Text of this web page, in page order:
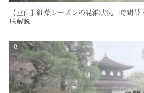
【立山】紅葉シーズンの混雑状況｜時間帯
底解説